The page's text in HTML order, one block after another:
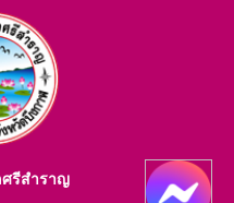
ศรีสำราญ